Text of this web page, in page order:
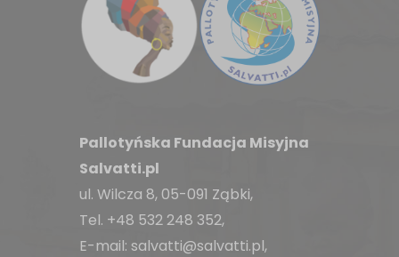
Pallotyńska Fundacja Misyjna
Salvatti.pl
ul. Wilcza 8, 05-091 Ząbki,
Tel. +48 532 248 352,
E-mail: salvatti@salvatti.pl,